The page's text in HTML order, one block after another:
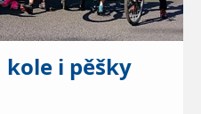
i pěšky